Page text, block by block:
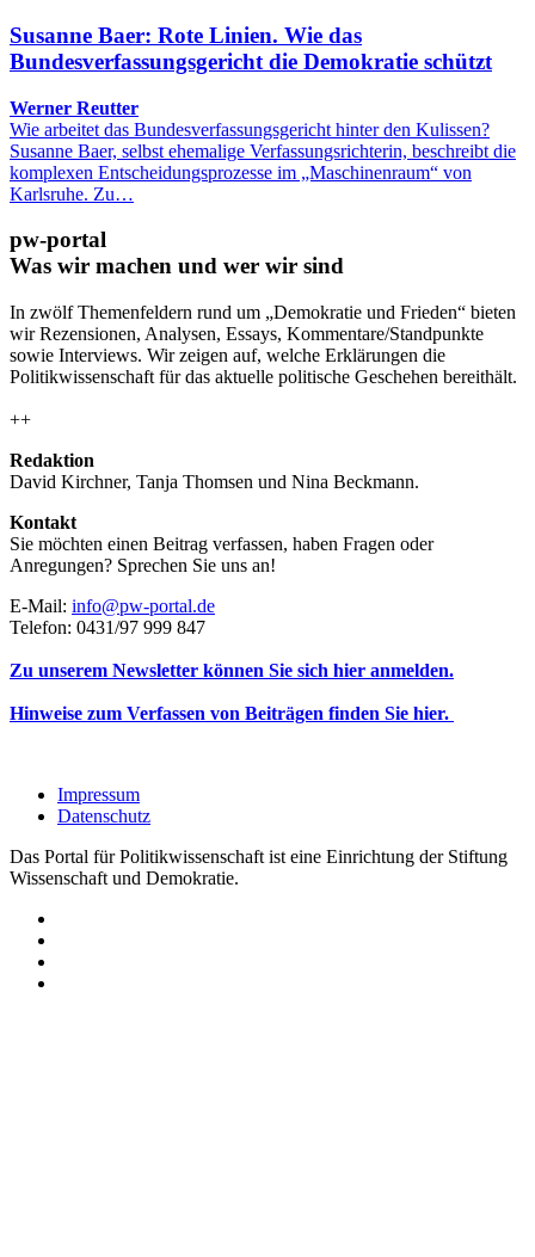
Susanne Baer: Rote Linien. Wie das
Bundesverfassungsgericht die Demokratie schützt
Werner Reutter
Wie arbeitet das Bundesverfassungsgericht hinter den Kulissen?
Susanne Baer, selbst ehemalige Verfassungsrichterin, beschreibt die
komplexen Entscheidungsprozesse im „Maschinenraum“ von
Karlsruhe. Zu…
pw-portal
Was wir machen und wer wir sind
In zwölf Themenfeldern rund um „Demokratie und Frieden“ bieten
wir Rezensionen, Analysen, Essays, Kommentare/Standpunkte
sowie Interviews. Wir zeigen auf, welche Erklärungen die
Politikwissenschaft für das aktuelle politische Geschehen bereithält.
++
Redaktion
David Kirchner, Tanja Thomsen und Nina Beckmann.
Kontakt
Sie möchten einen Beitrag verfassen, haben Fragen oder
Anregungen? Sprechen Sie uns an!
E-Mail: info@pw-portal.de
Telefon: 0431/97 999 847
Zu unserem Newsletter können Sie sich hier anmelden.
Hinweise zum Verfassen von Beiträgen finden Sie hier.
Impressum
Datenschutz
Das Portal für Politikwissenschaft ist eine Einrichtung der Stiftung
Wissenschaft und Demokratie.